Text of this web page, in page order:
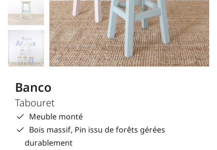
Banco
Tabouret
Meuble monté
Bois massif, Pin issu de forêts gérées
durablement